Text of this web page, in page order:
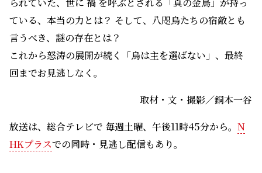
取材・文・撮影／銅本一谷
放送は、総合テレビで 毎週土曜、午後11時45分から。
HKプラスでの同時・見逃し配信もあり。
（どうもと・かずや）
見習い、スキー・インストラクター、脚本家アシスタ
ントとして働いた経験を持つ、元雑誌編集者。番組情